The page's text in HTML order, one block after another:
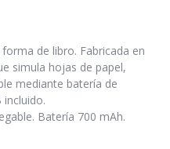
de libro. Fabricada en
simula hojas de papel,
mediante batería de
incluido.
Batería 700 mAh.